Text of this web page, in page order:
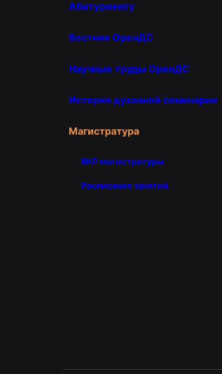
Абитуриенту
Вестник ОренДС
Научные труды ОренДС
История духовной семинарии
Магистратура
ВКР магистратуры
Расписание занятий